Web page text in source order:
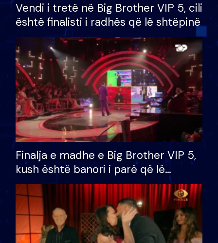
Vendi i tretë në Big Brother VIP 5, cili
është finalisti i radhës që lë shtëpinë
Finalja e madhe e Big Brother VIP 5,
kush është banori i parë që lë
shtëpinë dhe humb mundësinë për
të fituar çmimin e madh